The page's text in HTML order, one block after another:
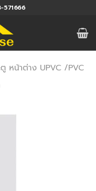
571666
ตู หน้าต่าง UPVC /PVC